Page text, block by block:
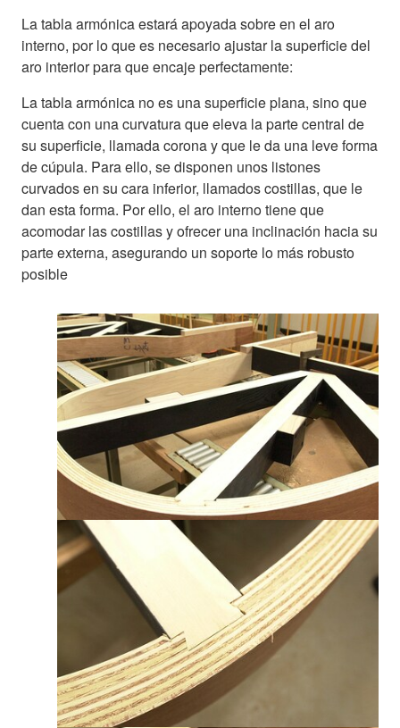
La tabla armónica estará apoyada sobre en el aro
interno, por lo que es necesario ajustar la superficie del
aro interior para que encaje perfectamente:
La tabla armónica no es una superficie plana, sino que
cuenta con una curvatura que eleva la parte central de
su superficie, llamada corona y que le da una leve forma
de cúpula. Para ello, se disponen unos listones
curvados en su cara inferior, llamados costillas, que le
dan esta forma. Por ello, el aro interno tiene que
acomodar las costillas y ofrecer una inclinación hacia su
parte externa, asegurando un soporte lo más robusto
posible